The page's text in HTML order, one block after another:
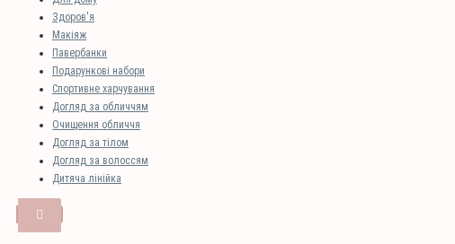
Здоров'я
Макіяж
Павербанки
Подарункові набори
Спортивне харчування
Догляд за обличчям
Очищення обличчя
Догляд за тілом
Догляд за волоссям
Дитяча лінійка